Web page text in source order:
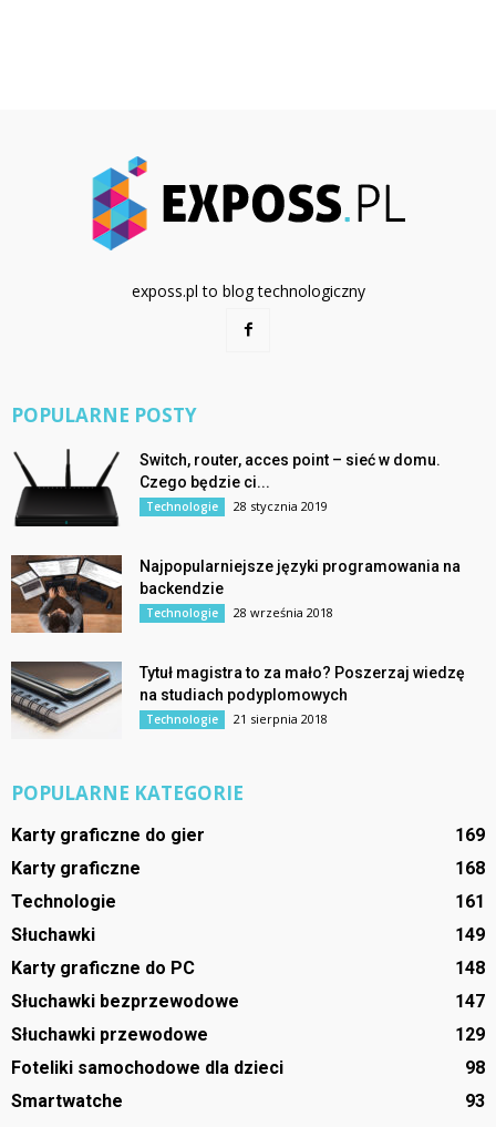
exposs.pl to blog technologiczny
POPULARNE POSTY
Switch, router, acces point – sieć w domu.
Czego będzie ci...
Technologie 28 stycznia 2019
Najpopularniejsze języki programowania na
backendzie
Technologie 28 września 2018
Tytuł magistra to za mało? Poszerzaj wiedzę
na studiach podyplomowych
Technologie 21 sierpnia 2018
POPULARNE KATEGORIE
Karty graficzne do gier
169
Karty graficzne
168
Technologie
161
Słuchawki
149
Karty graficzne do PC
148
Słuchawki bezprzewodowe
147
Słuchawki przewodowe
129
Foteliki samochodowe dla dzieci
98
Smartwatche
93